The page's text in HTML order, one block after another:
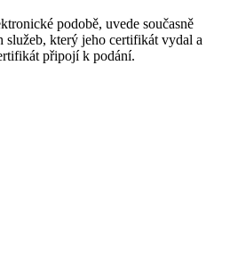
podobě, uvede současně
služeb, který jeho certifikát vydal a
připojí k podání.